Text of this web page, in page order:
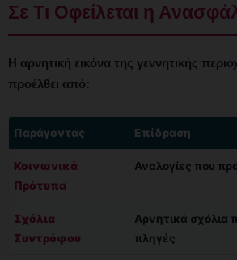
Σε Τι Οφείλεται η
Η αρνητική εικόνα της γεννητικής
προέλθει από:
Παράγοντας Επίδραση
Κοινωνικά
Πρότυπα
Αναλογίες που
Σχόλια
Συντρόφου
Αρνητικά σχόλια
πληγές